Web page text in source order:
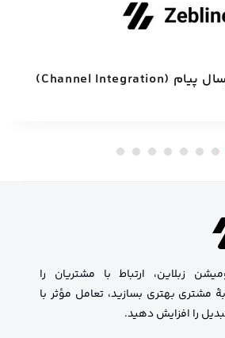
اتصال کانال‌های ارسال پیام (Channel Integration)
زبلاین، ارتباط با مشتریان را
مشتری بهتری بسازید، تعامل مؤثر با
را افزایش دهید.